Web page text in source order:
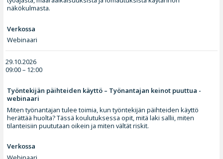
näkökulmasta.
Verkossa
Webinaari
29.10.2026
09:00 – 12:00
Työntekijän päihteiden käyttö – Työnantajan keinot puuttua -
webinaari
Miten työnantajan tulee toimia, kun työntekijän päihteiden käyttö
herättää huolta? Tässä koulutuksessa opit, mitä laki sallii, miten
tilanteisiin puututaan oikein ja miten vältät riskit.
Verkossa